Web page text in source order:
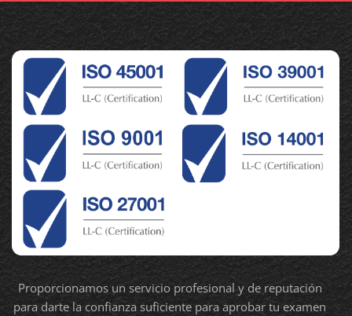
Proporcionamos un servicio profesional y de reputación
para darte la confianza suficiente para aprobar tu examen